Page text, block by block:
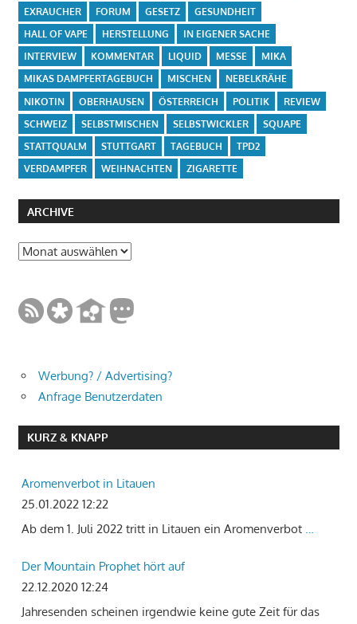
EXRAUCHER
FORUM GESETZ
GESUNDHEIT
HALL OF VAPE
HERSTELLUNG
IN EIGENER SACHE
INTERVIEW
KOMMENTAR LIQUID MESSE
MIKA
MIKAS DAMPFERTAGEBUCH
MISCHEN
NEBELKRÄHE
NIKOTIN
OBERHAUSEN ÖSTERREICH POLITIK
REVIEW
SCHWEIZ
SELBSTMISCHEN SELBSTWICKLER
SQUAPE
STATTQUALM
STUTTGART TAGEBUCH
TPD2
VERDAMPFER
WEIHNACHTEN ZIGARETTE
ARCHIVE
Archive
Werbung? / Advertising?
Anfrage Benutzerdaten
KURZ & KNAPP
Aromenverbot in Litauen
25.01.2022 12:22
Ab dem 1. Juli 2022 tritt in Litauen ein Aromenverbot …
Der Mountain Prophet hört auf
22.12.2020 12:24
Jahresenden scheinen irgendwie keine gute Zeit für das